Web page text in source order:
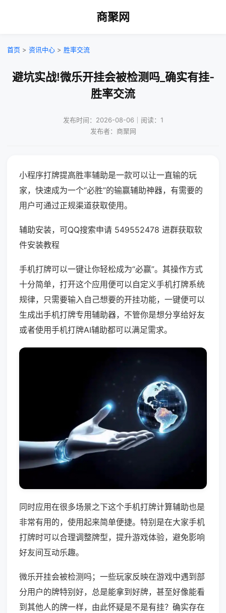
商聚网
首页 > 资讯中心 > 胜率交流
避坑实战!微乐开挂会被检测吗_确实有挂-
胜率交流
发布时间：2026-08-06｜阅读：1
发布者：商聚网
小程序打牌提高胜率辅助是一款可以让一直输的玩
家，快速成为一个“必胜”的输赢辅助神器，有需要的
用户可通过正规渠道获取使用。
辅助安装，可QQ搜索申请 549552478 进群获取软
件安装教程
手机打牌可以一键让你轻松成为“必赢”。其操作方式
十分简单，打开这个应用便可以自定义手机打牌系统
规律，只需要输入自己想要的开挂功能，一键便可以
生成出手机打牌专用辅助器，不管你是想分享给好友
或者使用手机打牌AI辅助都可以满足需求。
同时应用在很多场景之下这个手机打牌计算辅助也是
非常有用的，使用起来简单便捷。特别是在大家手机
打牌时可以合理调整牌型，提升游戏体验，避免影响
好友间互动乐趣。
微乐开挂会被检测吗；一些玩家反映在游戏中遇到部
分用户的牌特别好，总是能拿到好牌，甚至好像能看
到其他人的牌一样，由此怀疑是不是有挂？确实存在